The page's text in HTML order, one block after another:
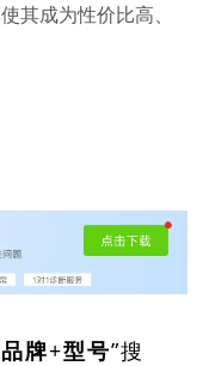
其成为性价比高、
牌+型号”搜